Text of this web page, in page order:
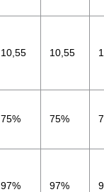
10,55 10,55
75% 75%
97% 97%